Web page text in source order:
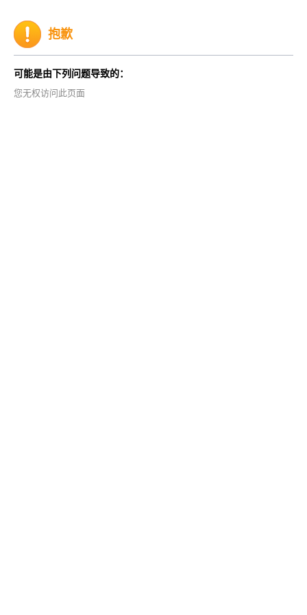
抱歉
可能是由下列问题导致的：
您无权访问此页面